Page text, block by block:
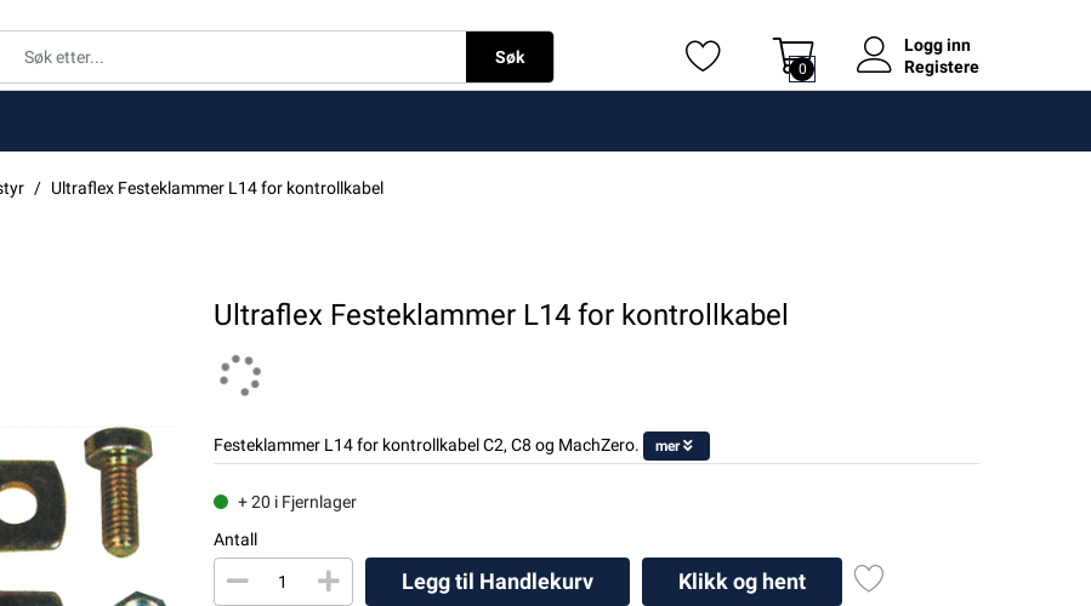
Søk
0
Logg inn
Registere
Ultraflex Festeklammer L14 for kontrollkabel
Ultraflex Festeklammer L14 for kontrollkabel
Festeklammer L14 for kontrollkabel C2, C8 og MachZero. mer
+ 20 i Fjernlager
Antall
Legg til Handlekurv Klikk og hent